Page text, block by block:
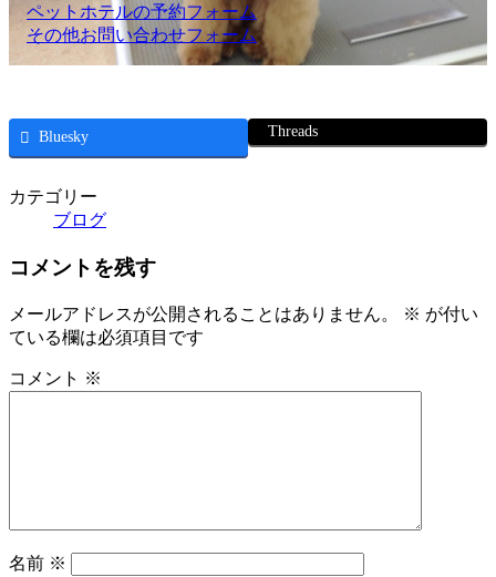
ペットホテルの予約フォーム
その他お問い合わせフォーム
Bluesky Threads
カテゴリー
ブログ
コメントを残す
メールアドレスが公開されることはありません。 ※ が付い
ている欄は必須項目です
コメント ※
名前 ※